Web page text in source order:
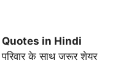
Quotes in Hindi
के साथ जरूर शेयर